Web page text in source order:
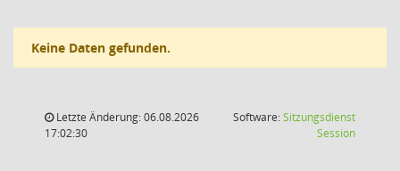
Keine Daten gefunden.
Letzte Änderung: 06.08.2026
17:02:30
Software:Sitzungsdienst
Session(Wird in